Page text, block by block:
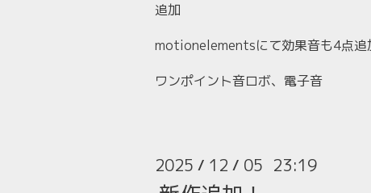
追加
motionelementsにて効果音も4点追
ワンポイント音ロボ、電子音
2025 / 12 / 05 23:19